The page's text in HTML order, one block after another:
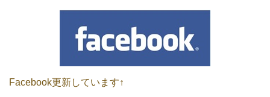
Facebook更新しています↑